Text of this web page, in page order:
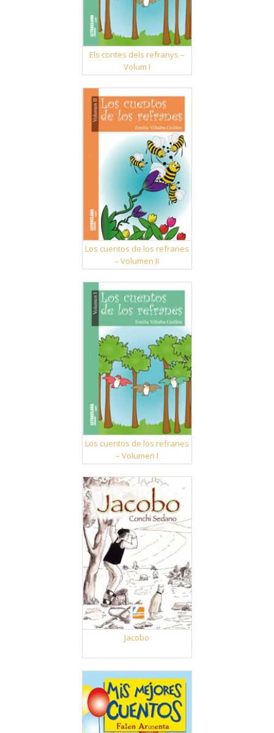
Els contes dels refranys –
Volum I
Los cuentos de los refranes
– Volumen II
Los cuentos de los refranes
– Volumen I
Jacobo